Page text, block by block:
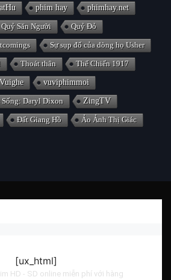
phim hay phimhay.net
Quỷ Săn Người Quỷ Đỏ
Sự sụp đổ của dòng họ Usher
Thoát thân Thế Chiến 1917
Vuighe vuviphimmoi
Sống: Daryl Dixon ZingTV
Đất Giang Hồ Ảo Ảnh Thị Giác